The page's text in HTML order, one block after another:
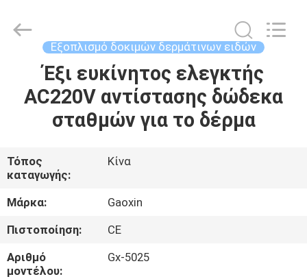
ΣΠΊΤΙ
ΠΡΟΪΌΝΤΑ
ΠΕΡΊΠΟΥ
ΕΜΕΊΣ
ΓΎΡΟΣ
ΕΡΓΟΣΤΑΣΊΩΝ
Rights
Εξοπλισμό δοκιμών δερμάτινων ειδών
Έξι ευκίνητος ελεγκτής
AC220V αντίστασης δώδεκα
σταθμών για το δέρμα
Τόπος
καταγωγής:
Κίνα
Μάρκα:
Gaoxin
Πιστοποίηση:
CE
Αριθμό
μοντέλου:
Gx-5025